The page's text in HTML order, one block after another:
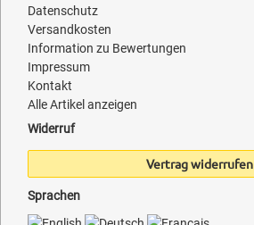
Datenschutz
Versandkosten
Information zu Bewertungen
Impressum
Kontakt
Alle Artikel anzeigen
Widerruf
Vertrag widerrufen
Sprachen